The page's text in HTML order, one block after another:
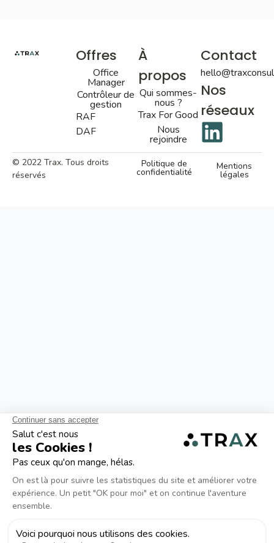
Offres
Office
Manager
Contrôleur de
gestion
RAF
DAF
À
propos
Qui sommes-
nous ?
Trax For Good
Nous
rejoindre
Contact
Nos
réseaux
© 2022 Trax. Tous droits
réservés
Politique de
confidentialité
Mentions
légales